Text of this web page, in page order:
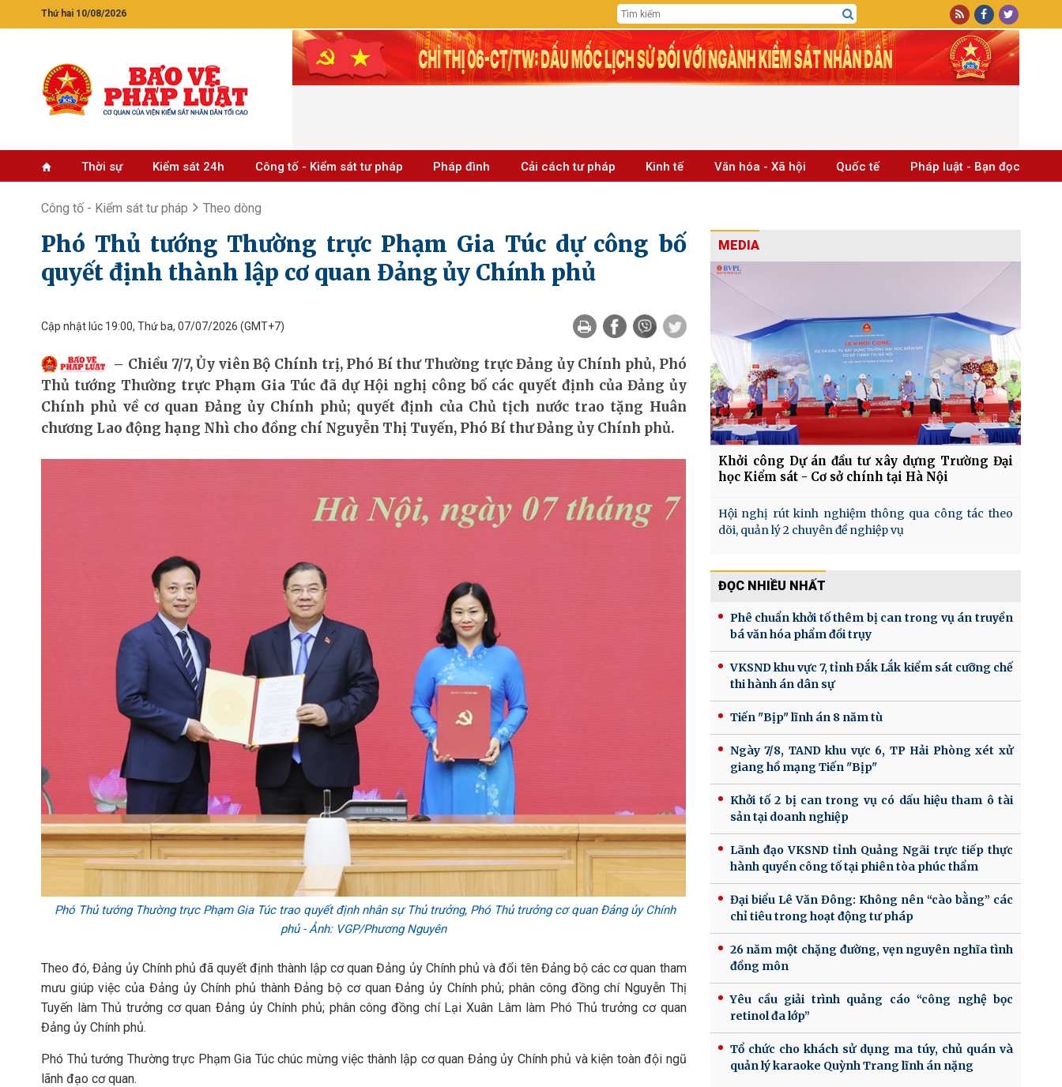
Thứ hai 10/08/2026
Thời sự Kiểm sát 24h Công tố - Kiểm sát tư pháp Pháp đình Cải cách tư pháp Kinh tế Văn hóa - Xã hội Quốc tế Pháp luật - Bạn đọc
Công tố - Kiểm sát tư pháp Theo dòng
Phó Thủ tướng Thường trực Phạm Gia Túc dự công bố
quyết định thành lập cơ quan Đảng ủy Chính phủ
Cập nhật lúc 19:00, Thứ ba, 07/07/2026 (GMT+7)
Chiều 7/7, Ủy viên Bộ Chính trị, Phó Bí thư Thường trực Đảng ủy Chính phủ, Phó
Thủ tướng Thường trực Phạm Gia Túc đã dự Hội nghị công bố các quyết định của Đảng ủy
Chính phủ về cơ quan Đảng ủy Chính phủ; quyết định của Chủ tịch nước trao tặng Huân
chương Lao động hạng Nhì cho đồng chí Nguyễn Thị Tuyến, Phó Bí thư Đảng ủy Chính phủ.
Phó Thủ tướng Thường trực Phạm Gia Túc trao quyết định nhân sự Thủ trưởng, Phó Thủ trưởng cơ quan Đảng ủy Chính
phủ - Ảnh: VGP/Phương Nguyên
Theo đó, Đảng ủy Chính phủ đã quyết định thành lập cơ quan Đảng ủy Chính phủ và đổi tên Đảng bộ các cơ quan tham
mưu giúp việc của Đảng ủy Chính phủ thành Đảng bộ cơ quan Đảng ủy Chính phủ; phân công đồng chí Nguyễn Thị
Tuyến làm Thủ trưởng cơ quan Đảng ủy Chính phủ; phân công đồng chí Lại Xuân Lâm làm Phó Thủ trưởng cơ quan
Đảng ủy Chính phủ.
Phó Thủ tướng Thường trực Phạm Gia Túc chúc mừng việc thành lập cơ quan Đảng ủy Chính phủ và kiện toàn đội ngũ
lãnh đạo cơ quan.
MEDIA
Khởi công Dự án đầu tư xây dựng Trường Đại
học Kiểm sát - Cơ sở chính tại Hà Nội
Hội nghị rút kinh nghiệm thông qua công tác theo
dõi, quản lý 2 chuyên đề nghiệp vụ
ĐỌC NHIỀU NHẤT
Phê chuẩn khởi tố thêm bị can trong vụ án truyền
bá văn hóa phẩm đồi trụy
VKSND khu vực 7, tỉnh Đắk Lắk kiểm sát cưỡng chế
thi hành án dân sự
Tiến "Bịp" lĩnh án 8 năm tù
Ngày 7/8, TAND khu vực 6, TP Hải Phòng xét xử
giang hồ mạng Tiến "Bịp"
Khởi tố 2 bị can trong vụ có dấu hiệu tham ô tài
sản tại doanh nghiệp
Lãnh đạo VKSND tỉnh Quảng Ngãi trực tiếp thực
hành quyền công tố tại phiên tòa phúc thẩm
Đại biểu Lê Văn Đông: Không nên “cào bằng” các
chỉ tiêu trong hoạt động tư pháp
26 năm một chặng đường, vẹn nguyên nghĩa tình
đồng môn
Yêu cầu giải trình quảng cáo “công nghệ bọc
retinol đa lớp”
Tổ chức cho khách sử dụng ma túy, chủ quán và
quản lý karaoke Quỳnh Trang lĩnh án nặng